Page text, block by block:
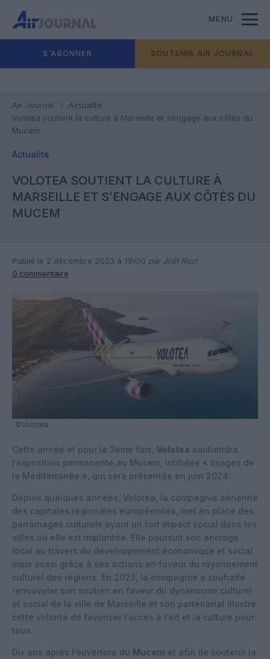
MENU
S'ABONNER SOUTENIR AIR JOURNAL
Air Journal
Actualité
Volotea soutient la culture à Marseille et s’engage aux côtés du
Mucem
Actualité
VOLOTEA SOUTIENT LA CULTURE À
MARSEILLE ET S’ENGAGE AUX CÔTÉS DU
MUCEM
Publié le 2 décembre 2023 à 11h00 par Joël Ricci
0 commentaire
©Volotea
Cette année et pour la 3ème fois, Volotea soutiendra
l’exposition permanente au Mucem, intitulée « Images de
la Méditerranée », qui sera présentée en juin 2024.
Depuis quelques années, Volotea, la compagnie aérienne
des capitales régionales européennes, met en place des
parrainages culturels ayant un fort impact social dans les
villes où elle est implantée. Elle poursuit son ancrage
local au travers du développement économique et social
mais aussi grâce à ses actions en faveur du rayonnement
culturel des régions. En 2023, la compagnie a souhaité
renouveler son soutien en faveur du dynamisme culturel
et social de la ville de Marseille et son partenariat illustre
cette volonté de favoriser l’accès à l’art et la culture pour
tous.
Dix ans après l’ouverture du Mucem et afin de soutenir la